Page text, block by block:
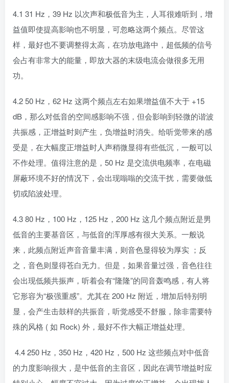
4.1 31 Hz，39 Hz 以次声和极低音为主，人耳很难听到，增
益值即使提高影响也不明显，可忽略这两个频点。尽管这
样，最好也不要调整得太高，在功放电路中，超低频的信号
会占有非常大的能量，即放大器的末级电流会做很多无用
功。
4.2 50 Hz，62 Hz 这两个频点左右如果增益值不大于 +15
dB，那么对低音的空间感影响不强，但会影响到轻微的谐波
共振感，正增益时则产生，负增益时消失。给听觉带来的感
受是，在大幅度正增益时人声稍微显得有些低沉，一般可以
不作处理。值得注意的是，50 Hz 是交流供电频率，在电磁
屏蔽环境不好的情况下，会出现嗡嗡的交流干扰，需要做低
切或陷波处理。
4.3 80 Hz，100 Hz，125 Hz，200 Hz 这几个频点附近是男
低音的主要基音区，与低音的浑厚感有很大关系。一般说
来，此频点附近声音音量丰满，则音色显得较为厚实 ；反
之，音色则显得苍白无力。但是，如果音量过强，音色往往
会出现低频共振声，听着会有“隆隆”的同音轰鸣感，有人将
它形容为“极强重感”。尤其在 200 Hz 附近，增加后特别明
显，会产生击鼓样的共振音，听觉感受不舒服，除非需要特
殊的风格 ( 如 Rock) 外，最好不作大幅正增益处理。
4.4 250 Hz，350 Hz，420 Hz，500 Hz 这些频点对中低音
的力度影响很大，是中低音的主音区，因此在调节增益时应